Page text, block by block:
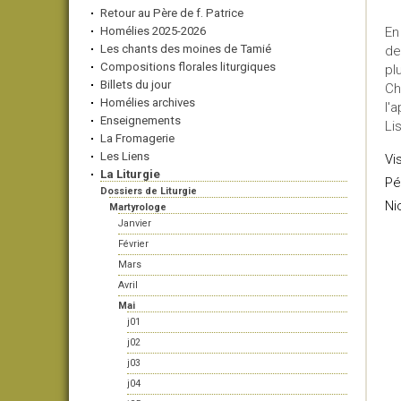
Retour au Père de f. Patrice
Homélies 2025-2026
Les chants des moines de Tamié
Compositions florales liturgiques
Billets du jour
Homélies archives
Enseignements
La Fromagerie
Les Liens
La Liturgie
Dossiers de Liturgie
Martyrologe
Janvier
Février
Mars
Avril
Mai
j01
j02
j03
j04